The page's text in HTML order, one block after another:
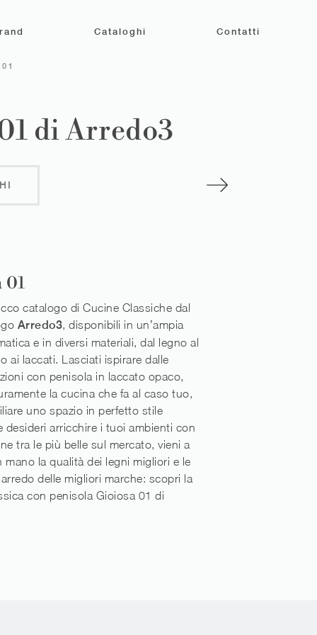
Cataloghi Contatti
di Arredo3
01
catalogo di Cucine Classiche dal
Arredo3, disponibili in un’ampia
e in diversi materiali, dal legno al
ai laccati. Lasciati ispirare dalle
con penisola in laccato opaco,
la cucina che fa al caso tuo,
uno spazio in perfetto stile
desideri arricchire i tuoi ambienti con
tra le più belle sul mercato, vieni a
mano la qualità dei legni migliori e le
delle migliori marche: scopri la
con penisola Gioiosa 01 di